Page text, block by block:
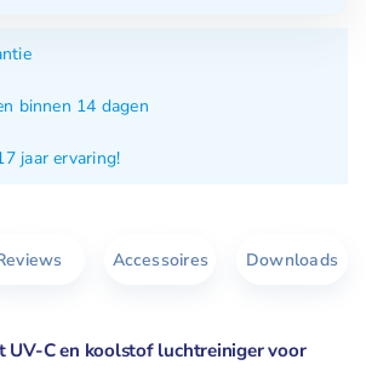
binnen 14 dagen
jaar ervaring!
Accessoires Downloads
UV-C en koolstof luchtreiniger voor